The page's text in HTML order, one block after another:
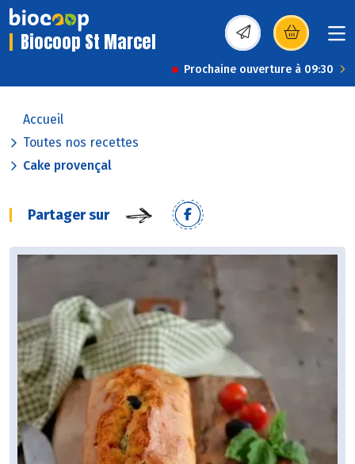
Biocoop St Marcel (s’ouvre dans une
Prochaine ouverture à 09:30
Accueil
Toutes nos recettes
Cake provençal
Partager sur